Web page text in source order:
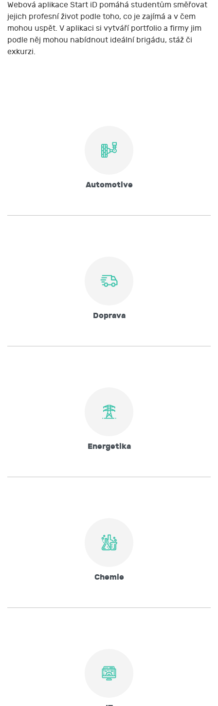
Webová aplikace Start iD pomáhá studentům směřovat
jejich profesní život podle toho, co je zajímá a v čem
mohou uspět. V aplikaci si vytváří portfolio a firmy jim
podle něj mohou nabídnout ideální brigádu, stáž či
exkurzi.
Automotive
Doprava
Energetika
Chemie